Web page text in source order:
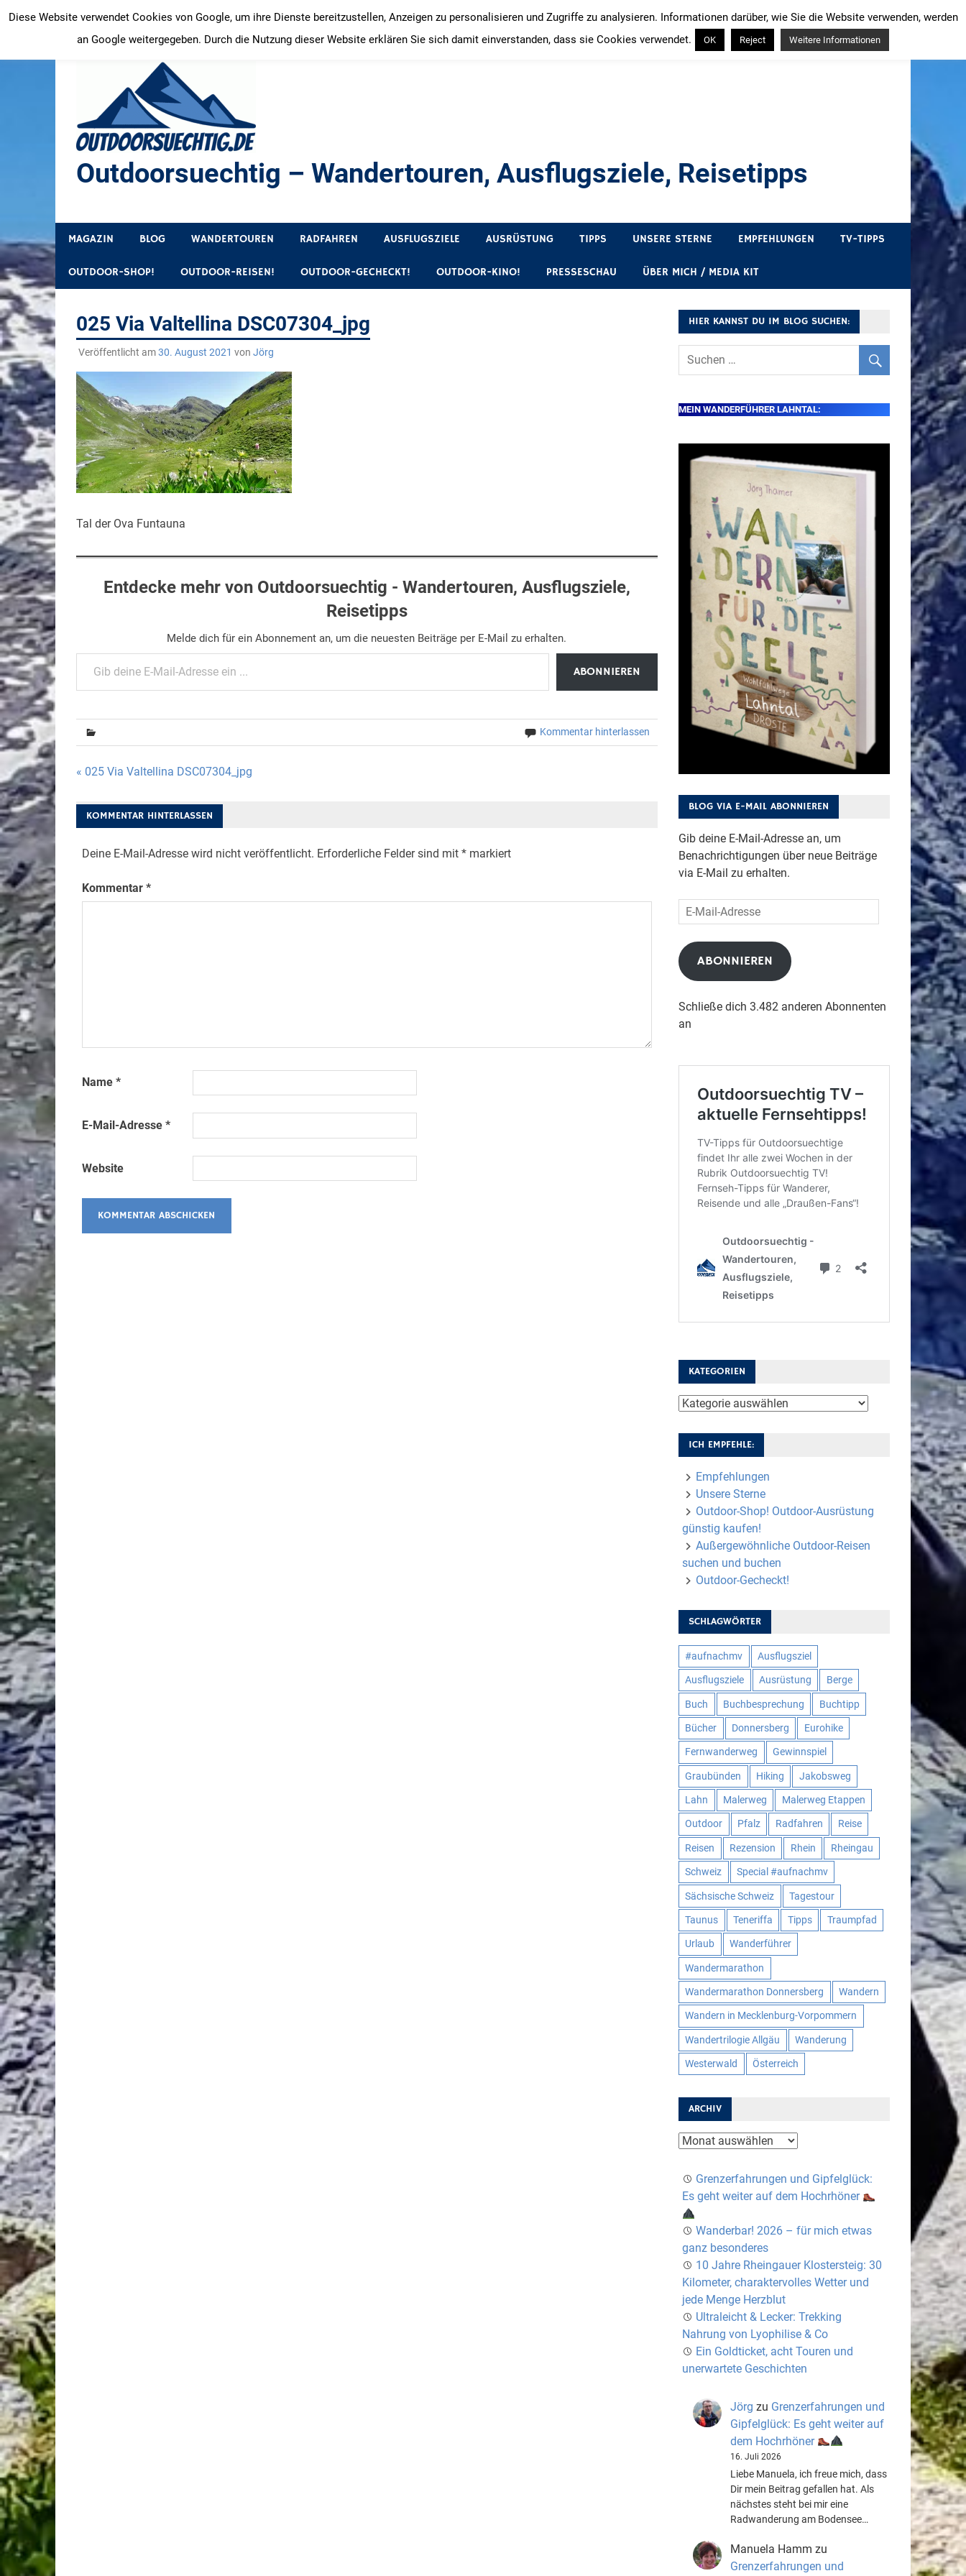
Inhalt
springen
Outdoorsuechtig – Wandertouren, Ausflugsziele, Reisetipps
MAGAZIN BLOG WANDERTOUREN RADFAHREN AUSFLUGSZIELE AUSRÜSTUNG TIPPS UNSERE STERNE EMPFEHLUNGEN TV-TIPPS
OUTDOOR-SHOP! OUTDOOR-REISEN! OUTDOOR-GECHECKT! OUTDOOR-KINO! PRESSESCHAU ÜBER MICH / MEDIA KIT
025 Via Valtellina DSC07304_jpg
Veröffentlicht am30. August 2021 von Jörg
Tal der Ova Funtauna
Entdecke mehr von Outdoorsuechtig - Wandertouren, Ausflugsziele,
Reisetipps
Melde dich für ein Abonnement an, um die neuesten Beiträge per E-Mail zu erhalten.
Gib deine E-Mail-Adresse ein ...
ABONNIEREN
Kommentar hinterlassen
Beitragsnavigation
« 025 Via Valtellina DSC07304_jpg
KOMMENTAR HINTERLASSEN
Deine E-Mail-Adresse wird nicht veröffentlicht. Erforderliche Felder sind mit *markiert
Kommentar *
Name *
E-Mail-Adresse *
Website
HIER KANNST DU IM BLOG SUCHEN:
MEIN WANDERFÜHRER LAHNTAL:
BLOG VIA E-MAIL ABONNIEREN
Gib deine E-Mail-Adresse an, um
Benachrichtigungen über neue Beiträge
via E-Mail zu erhalten.
E-
Mail-
Adresse
ABONNIEREN
Schließe dich 3.482 anderen Abonnenten
an
KATEGORIEN
Kategorien
ICH EMPFEHLE:
Empfehlungen
Unsere Sterne
Outdoor-Shop! Outdoor-Ausrüstung
günstig kaufen!
Außergewöhnliche Outdoor-Reisen
suchen und buchen
Outdoor-Gecheckt!
SCHLAGWÖRTER
#aufnachmv Ausflugsziel
Ausflugsziele Ausrüstung Berge
Buch Buchbesprechung Buchtipp
Bücher Donnersberg Eurohike
Fernwanderweg Gewinnspiel
Graubünden Hiking Jakobsweg
Lahn Malerweg Malerweg Etappen
Outdoor Pfalz Radfahren Reise
Reisen Rezension Rhein Rheingau
Schweiz Special #aufnachmv
Sächsische Schweiz Tagestour
Taunus Teneriffa Tipps Traumpfad
Urlaub Wanderführer
Wandermarathon
Wandermarathon Donnersberg Wandern
Wandern in Mecklenburg-Vorpommern
Wandertrilogie Allgäu Wanderung
Westerwald Österreich
ARCHIV
Archiv
Grenzerfahrungen und Gipfelglück:
Es geht weiter auf dem Hochrhöner
Wanderbar! 2026 – für mich etwas
ganz besonderes
10 Jahre Rheingauer Klostersteig: 30
Kilometer, charaktervolles Wetter und
jede Menge Herzblut
Ultraleicht & Lecker: Trekking
Nahrung von Lyophilise & Co
Ein Goldticket, acht Touren und
unerwartete Geschichten
Jörg zu Grenzerfahrungen und
Gipfelglück: Es geht weiter auf
dem Hochrhöner
16. Juli 2026
Liebe Manuela, ich freue mich, dass
Dir mein Beitrag gefallen hat. Als
nächstes steht bei mir eine
Radwanderung am Bodensee…
Manuela Hamm zu
Grenzerfahrungen und
Diese Website verwendet Cookies von Google, um ihre Dienste bereitzustellen, Anzeigen zu personalisieren und Zugriffe zu analysieren. Informationen darüber, wie Sie die Website verwenden, werden
an Google weitergegeben. Durch die Nutzung dieser Website erklären Sie sich damit einverstanden, dass sie Cookies verwendet.
OK Reject Weitere Informationen